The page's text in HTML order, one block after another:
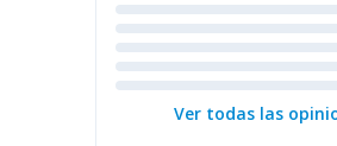
Ver todas las